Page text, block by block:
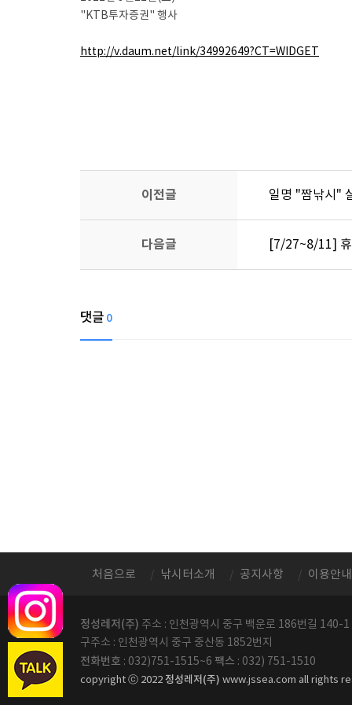
"KTB투자증권" 행사
http://v.daum.net/link/34992649?CT=WIDGET
이전글 일명 "짬낚시"
다음글 [7/27~8/11] 휴
댓글 0
처음으로 낚시터소개 공지사항 이용안내
정성레저(주) 주소 : 인천광역시 중구 백운로 186번길 140-1
구주소 : 인천광역시 중구 중산동 1852번지
전화번호 : 032)751-1515~6 팩스 : 032) 751-1510
copyright ⓒ 2022 정성레저(주) www.jssea.com all rights